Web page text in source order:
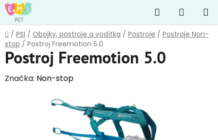
Přejít
na
obsah
Hledat
KOŠÍK
Domů
/ PSI / Obojky, postroje a vodítka / Postroje / Postroje Non-
stop / Postroj Freemotion 5.0
Postroj Freemotion 5.0
Značka: Non-stop